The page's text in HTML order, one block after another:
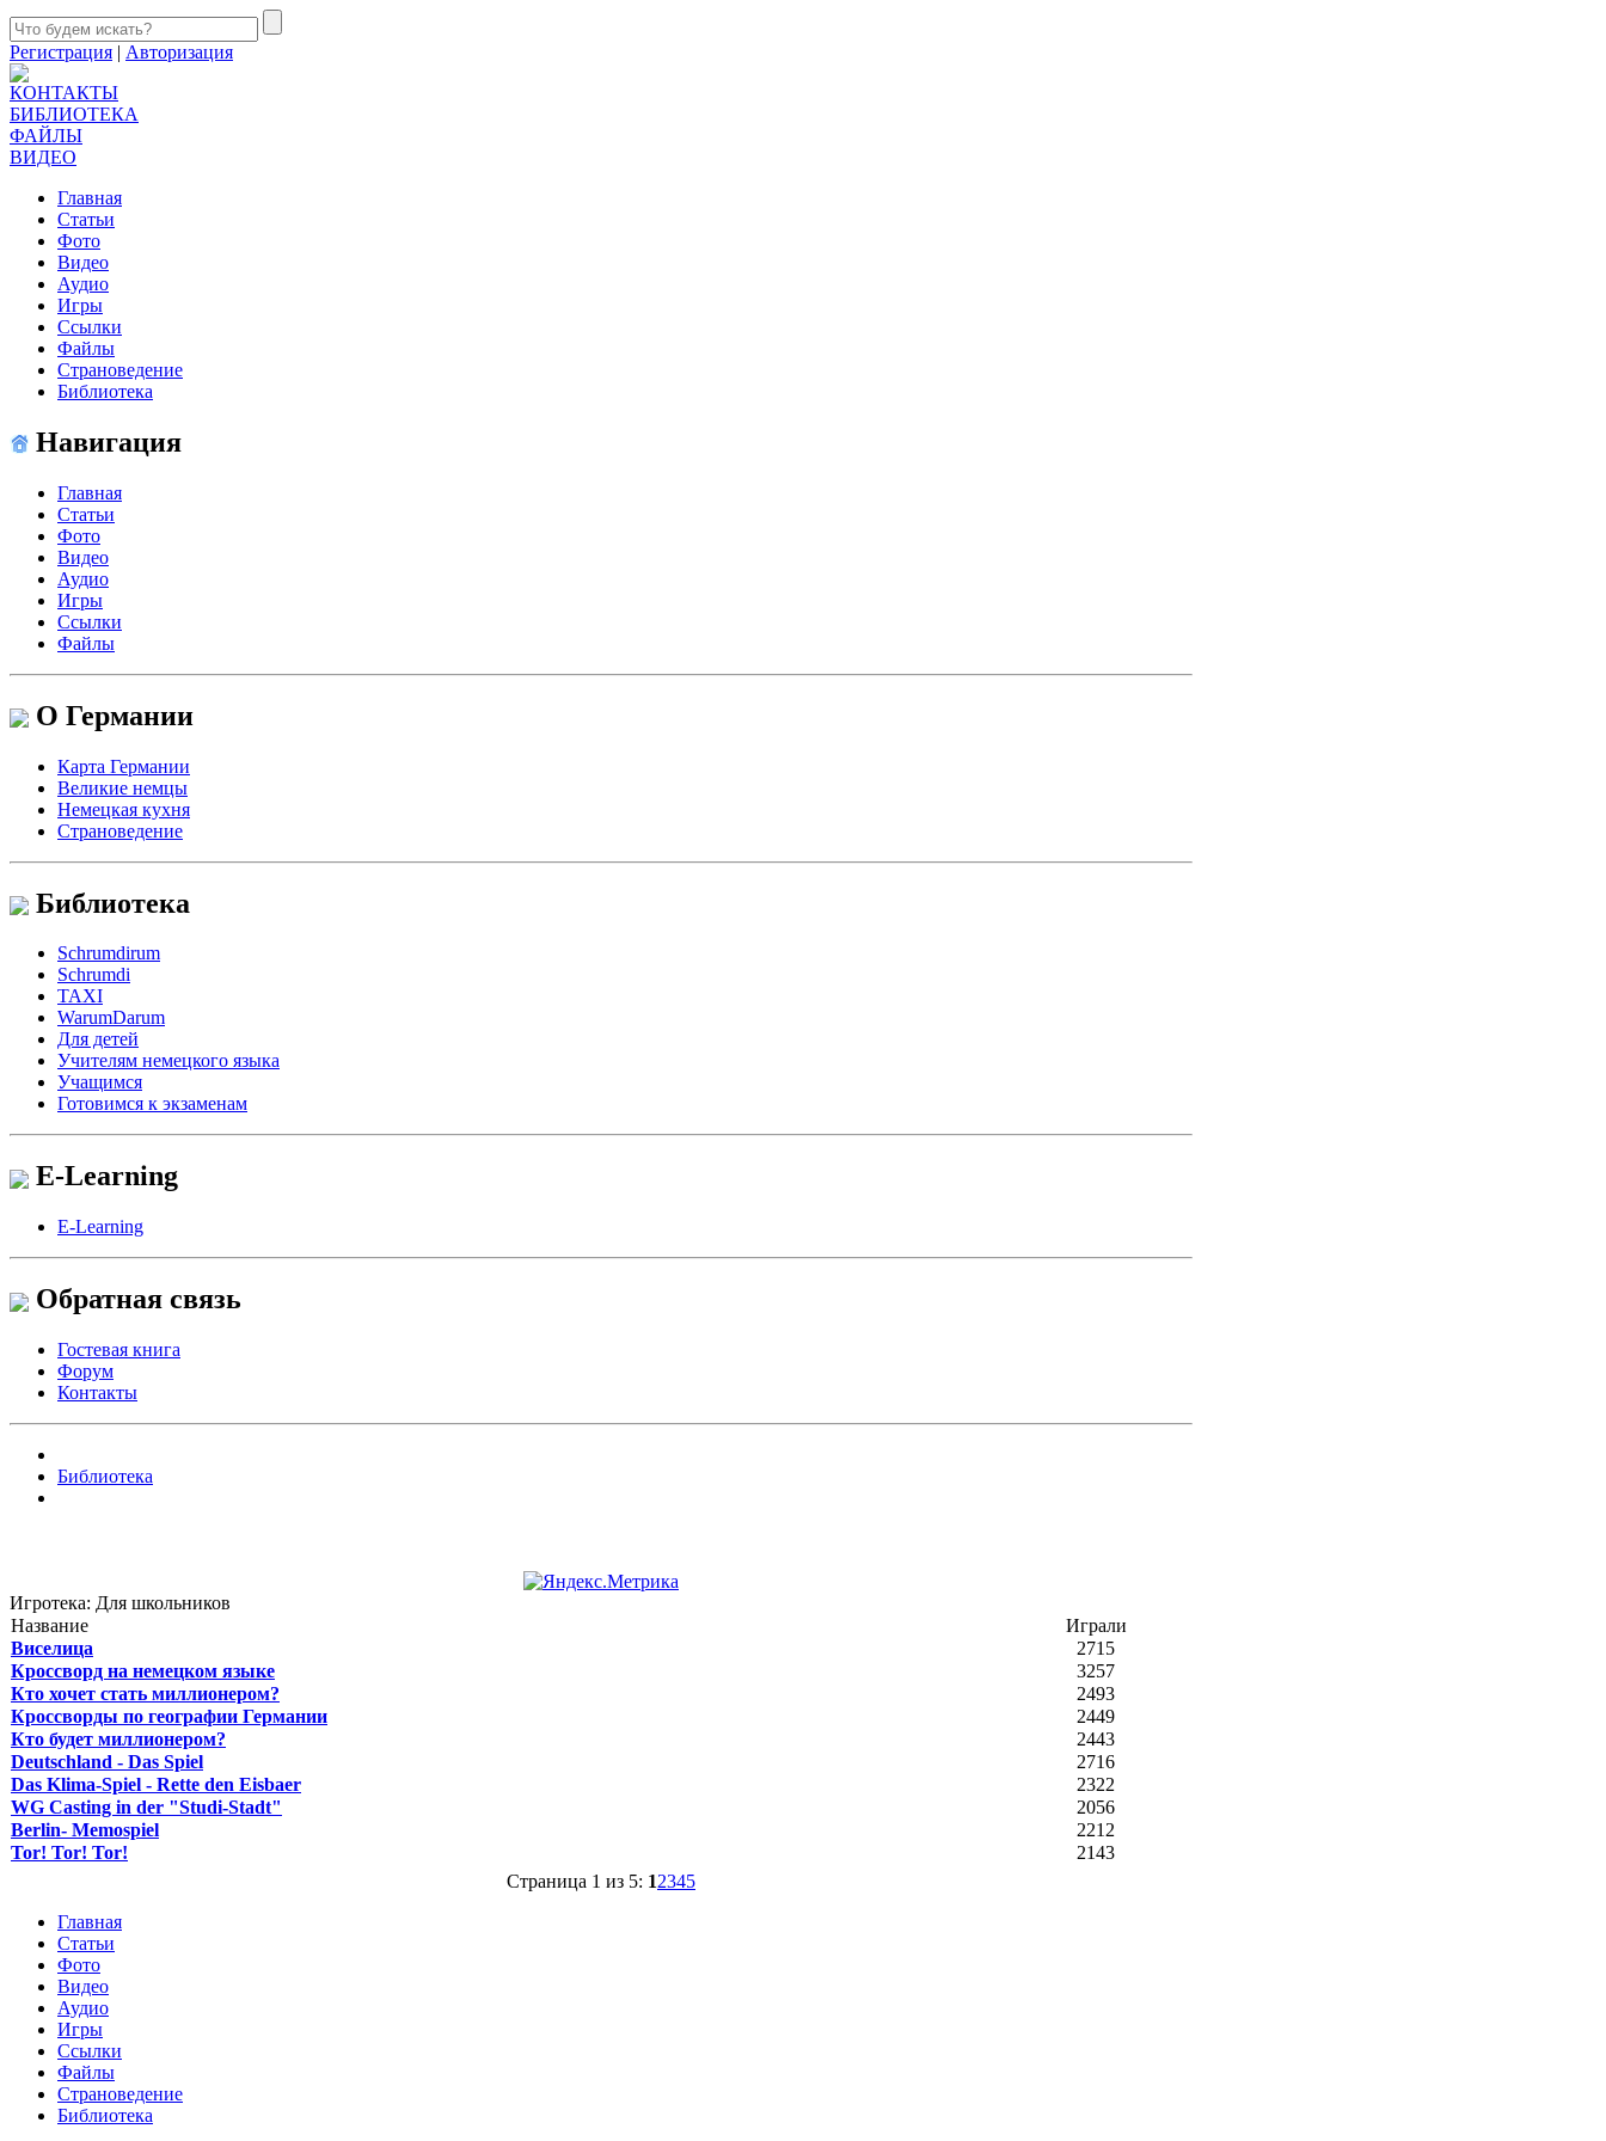
Регистрация | Авторизация
КОНТАКТЫ
БИБЛИОТЕКА
ФАЙЛЫ
ВИДЕО
Главная
Статьи
Фото
Видео
Аудио
Игры
Ссылки
Файлы
Страноведение
Библиотека
Навигация
Главная
Статьи
Фото
Видео
Аудио
Игры
Ссылки
Файлы
О Германии
Карта Германии
Великие немцы
Немецкая кухня
Страноведение
Библиотека
Schrumdirum
Schrumdi
TAXI
WarumDarum
Для детей
Учителям немецкого языка
Учащимся
Готовимся к экзаменам
E-Learning
E-Learning
Обратная связь
Гостевая книга
Форум
Контакты
Библиотека
Игротека: Для школьников
Название
Играли
Виселица
2715
Кроссворд на немецком языке
3257
Кто хочет стать миллионером?
2493
Кроссворды по географии Германии
2449
Кто будет миллионером?
2443
Deutschland - Das Spiel
2716
Das Klima-Spiel - Rette den Eisbaer
2322
WG Casting in der "Studi-Stadt"
2056
Berlin- Memospiel
2212
Tor! Tor! Tor!
2143
Страница 1 из 5: 12345
Главная
Статьи
Фото
Видео
Аудио
Игры
Ссылки
Файлы
Страноведение
Библиотека